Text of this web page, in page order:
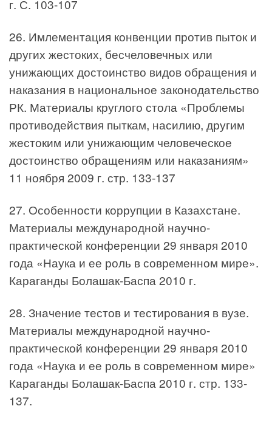
г. С. 103-107
26. Имлементация конвенции против пыток и
других жестоких, бесчеловечных или
унижающих достоинство видов обращения и
наказания в национальное законодательство
РК. Материалы круглого стола «Проблемы
противодействия пыткам, насилию, другим
жестоким или унижающим человеческое
достоинство обращениям или наказаниям»
11 ноября 2009 г. стр. 133-137
27. Особенности коррупции в Казахстане.
Материалы международной научно-
практической конференции 29 января 2010
года «Наука и ее роль в современном мире».
Караганды Болашак-Баспа 2010 г.
28. Значение тестов и тестирования в вузе.
Материалы международной научно-
практической конференции 29 января 2010
года «Наука и ее роль в современном мире»
Караганды Болашак-Баспа 2010 г. стр. 133-
137.